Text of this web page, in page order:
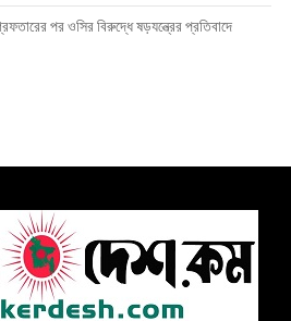
পর ওসির বিরুদ্ধে ষড়যন্ত্রের প্রতিবাদে